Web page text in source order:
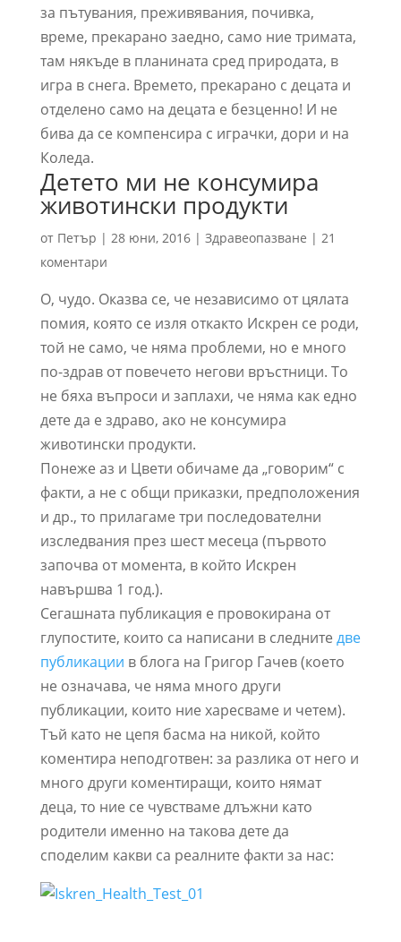
за пътувания, преживявания, почивка,
време, прекарано заедно, само ние тримата,
там някъде в планината сред природата, в
игра в снега. Времето, прекарано с децата и
отделено само на децата е безценно! И не
бива да се компенсира с играчки, дори и на
Коледа.
Детето ми не консумира
животински продукти
от Петър | 28 юни, 2016| Здравеопазване | 21
коментари
О, чудо. Оказва се, че независимо от цялата
помия, която се изля откакто Искрен се роди,
той не само, че няма проблеми, но е много
по-здрав от повечето негови връстници. То
не бяха въпроси и заплахи, че няма как едно
дете да е здраво, ако не консумира
животински продукти.
Понеже аз и Цвети обичаме да „говорим“ с
факти, а не с общи приказки, предположения
и др., то прилагаме три последователни
изследвания през шест месеца (първото
започва от момента, в който Искрен
навършва 1 год.).
Сегашната публикация е провокирана от
глупостите, които са написани в следните две
публикации в блога на Григор Гачев (което
не означава, че няма много други
публикации, които ние харесваме и четем).
Тъй като не цепя басма на никой, който
коментира неподготвен: за разлика от него и
много други коментиращи, които нямат
деца, то ние се чувстваме длъжни като
родители именно на такова дете да
споделим какви са реалните факти за нас: